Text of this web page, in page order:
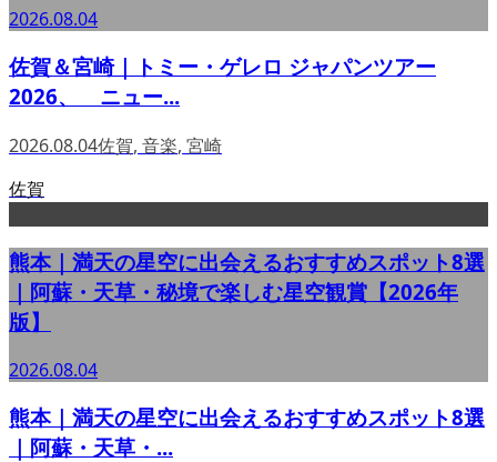
2026.08.04
佐賀＆宮崎｜トミー・ゲレロ ジャパンツアー
2026、 ニュー...
2026.08.04佐賀, 音楽, 宮崎
佐賀
熊本｜満天の星空に出会えるおすすめスポット8選
｜阿蘇・天草・秘境で楽しむ星空観賞【2026年
版】
2026.08.04
熊本｜満天の星空に出会えるおすすめスポット8選
｜阿蘇・天草・...